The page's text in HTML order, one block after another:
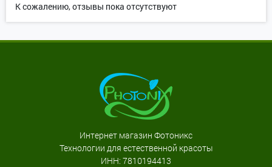
К сожалению, отзывы пока отсутствуют
Интернет магазин Фотоникс
Технологии для естественной красоты
ИНН: 7810194413